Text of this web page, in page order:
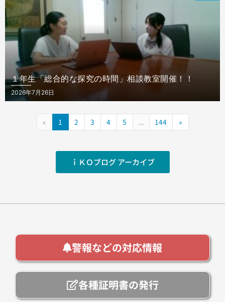
１年生「総合的な探究の時間」相談教室開催！！
Posted
on
2026年7月26日
« 1 2 3 4 5 ... 144 »
ｉＫＯブログ アーカイブ
警報などの対応情報
各種証明書の発行